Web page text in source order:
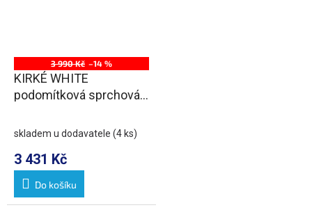
3 990 Kč –14 %
KIRKÉ WHITE
podomítková sprchová
páčka, chrom
skladem u dodavatele (4 ks)
3 431 Kč
Do košíku